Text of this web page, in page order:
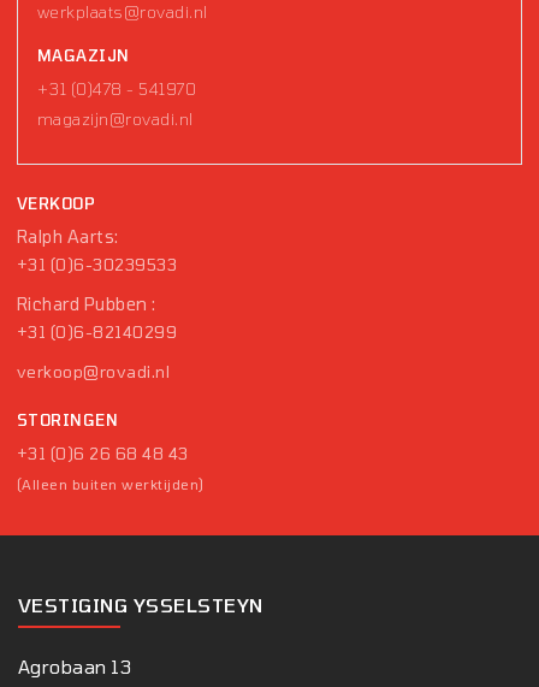
werkplaats@rovadi.nl
MAGAZIJN
+31 (0)478 - 541970
magazijn@rovadi.nl
VERKOOP
Ralph Aarts:
+31 (0)6-30239533
Richard Pubben :
+31 (0)6-82140299
verkoop@rovadi.nl
STORINGEN
+31 (0)6 26 68 48 43
(Alleen buiten werktijden)
VESTIGING YSSELSTEYN
Agrobaan 13